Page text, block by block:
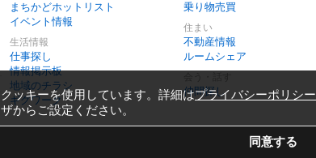
まちかどホットリスト
イベント情報
生活情報
仕事探し
情報掲示板
地域のチラシ
ギグワーク
乗り物売買
住まい
不動産情報
ルームシェア
仲間探し
ッキーを使用しています。詳細はプライバシーポリシー
からご設定ください。